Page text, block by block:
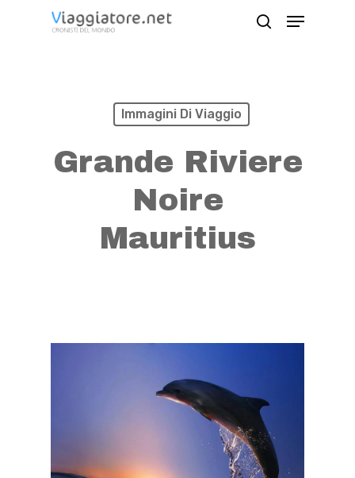
Menu
Immagini Di Viaggio
Grande Riviere
Noire
Mauritius